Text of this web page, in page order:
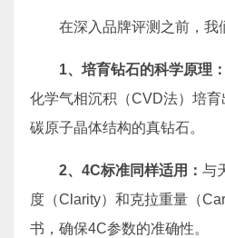
在深入品牌评测之前，我
1、 培育钻石的科学原理：
化学气相沉积（CVD法）培
碳原子晶体结构的真钻石。
2、 4C标准同样适用： 与
度（Clarity）和克拉重量（
书，确保4C参数的准确性。